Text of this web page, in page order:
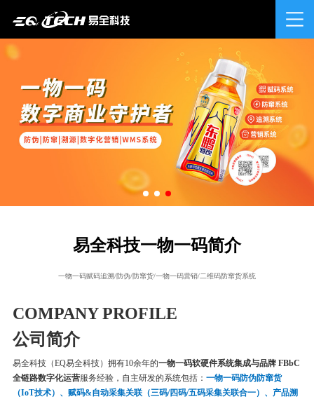
易全科技一物一码简介
一物一码赋码追溯/防伪/防窜货/一物一码营销/二维码防窜货系统
COMPANY PROFILE
公司简介
易全科技（EQ易全科技）拥有10余年的一物一码软硬件系统集成与品牌 FBbC
全链路数字化运营服务经验，自主研发的系统包括： 一物一码防伪防窜货
（IoT技术）、赋码&自动采集关联（三码/四码/五码采集关联合一）、产品溯